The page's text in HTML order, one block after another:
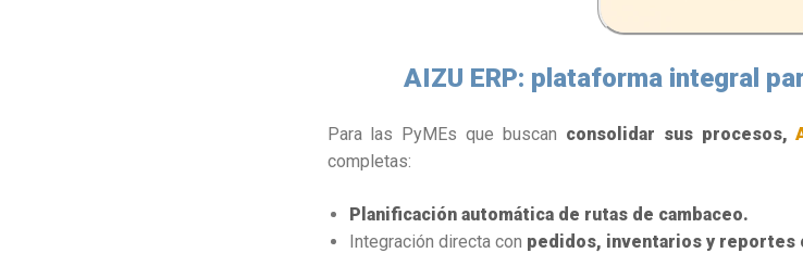
AIZU ERP: plataforma integral
Para las PyMEs que buscan consolidar sus procesos,
completas:
Planificación automática de rutas de cambaceo.
Integración directa con pedidos, inventarios y reportes